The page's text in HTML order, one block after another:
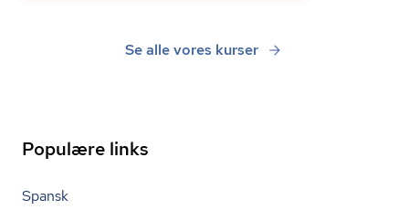
Se alle vores kurser
Populære links
Spansk